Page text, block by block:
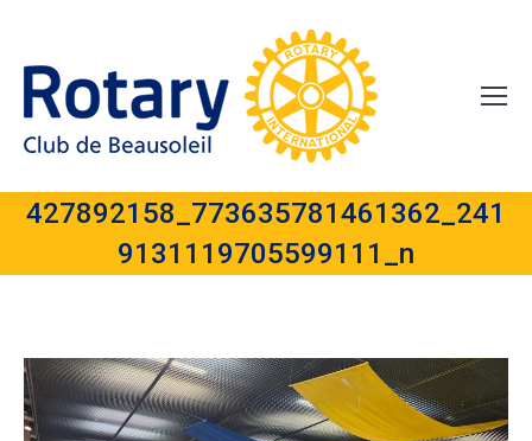
427892158_773635781461362_241
9131119705599111_n